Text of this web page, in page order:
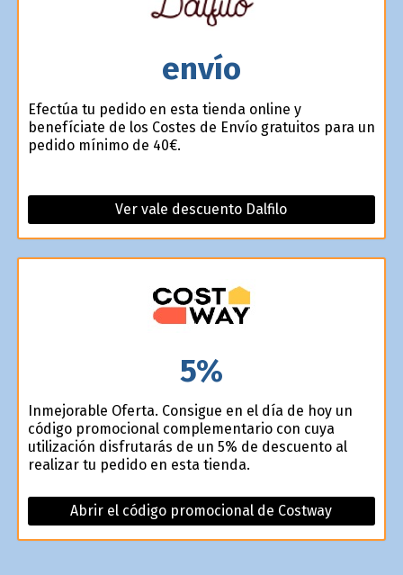
envío
Efectúa tu pedido en esta tienda online y
benefíciate de los Costes de Envío gratuitos para un
pedido mínimo de 40€.
Ver vale descuento Dalfilo
5%
Inmejorable Oferta. Consigue en el día de hoy un
código promocional complementario con cuya
utilización disfrutarás de un 5% de descuento al
realizar tu pedido en esta tienda.
Abrir el código promocional de Costway